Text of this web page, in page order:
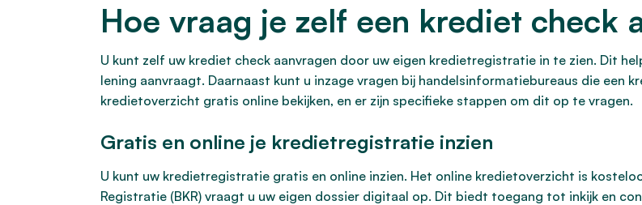
Hoe vraag je zelf een krediet check
U kunt zelf uw krediet check aanvragen door uw eigen kredietregistratie in te zien. Dit
lening aanvraagt. Daarnaast kunt u inzage vragen bij handelsinformatiebureaus die een
kredietoverzicht gratis online bekijken, en er zijn specifieke stappen om dit op te vragen.
Gratis en online je kredietregistratie inzien
U kunt uw kredietregistratie gratis en online inzien. Het online kredietoverzicht is
Registratie (BKR) vraagt u uw eigen dossier digitaal op. Dit biedt toegang tot inkijk en